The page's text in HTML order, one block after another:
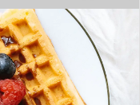
на йогурт,
орешки и